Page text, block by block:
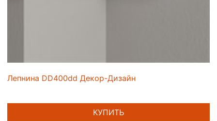
Лепнина DD400dd Декор-Дизайн
КУПИТЬ